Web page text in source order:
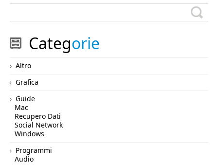
Categorie
Altro
Grafica
Guide
Mac
Recupero Dati
Social Network
Windows
Programmi
Audio